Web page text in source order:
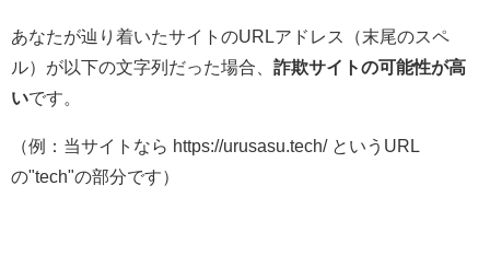
あなたが辿り着いたサイトのURLアドレス（末尾のスペ
ル）が以下の文字列だった場合、 詐欺サイトの可能性が高
いです。
（例：当サイトなら https://urusasu.tech/ というURL
の"tech"の部分です）